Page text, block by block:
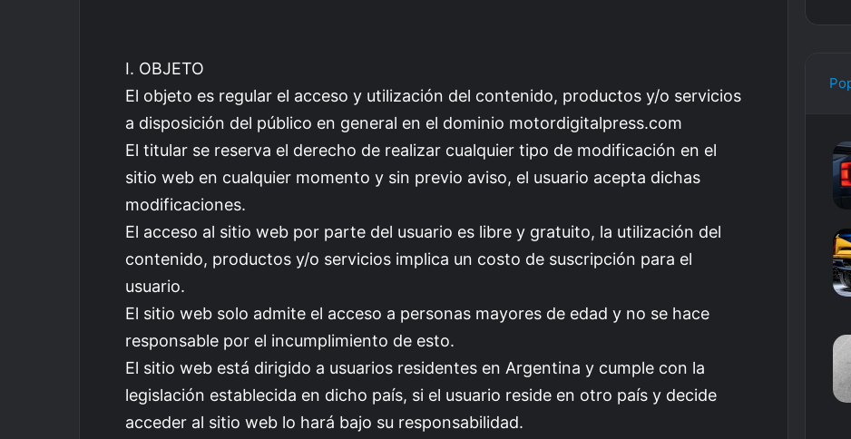
I. OBJETO
El objeto es regular el acceso y utilización del contenido, productos y/o servicios
a disposición del público en general en el dominio motordigitalpress.com
El titular se reserva el derecho de realizar cualquier tipo de modificación en el
sitio web en cualquier momento y sin previo aviso, el usuario acepta dichas
modificaciones.
El acceso al sitio web por parte del usuario es libre y gratuito, la utilización del
contenido, productos y/o servicios implica un costo de suscripción para el
usuario.
El sitio web solo admite el acceso a personas mayores de edad y no se hace
responsable por el incumplimiento de esto.
El sitio web está dirigido a usuarios residentes en Argentina y cumple con la
legislación establecida en dicho país, si el usuario reside en otro país y decide
acceder al sitio web lo hará bajo su responsabilidad.